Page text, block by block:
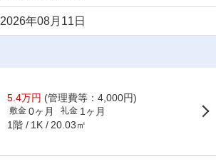
2026年08月11日
5.4万円 (管理費等：4,000円)
敷金 0ヶ月 礼金 1ヶ月
1階 1K 20.03㎡